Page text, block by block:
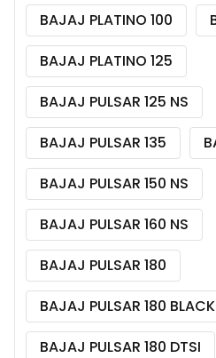
BAJAJ PLATINO 100
BAJAJ PLATINO 125
BAJAJ PULSAR 125 NS
BAJAJ PULSAR 135
BAJAJ PULSAR 150 NS
BAJAJ PULSAR 160 NS
BAJAJ PULSAR 180
BAJAJ PULSAR 180
BAJAJ PULSAR 180 DTSI